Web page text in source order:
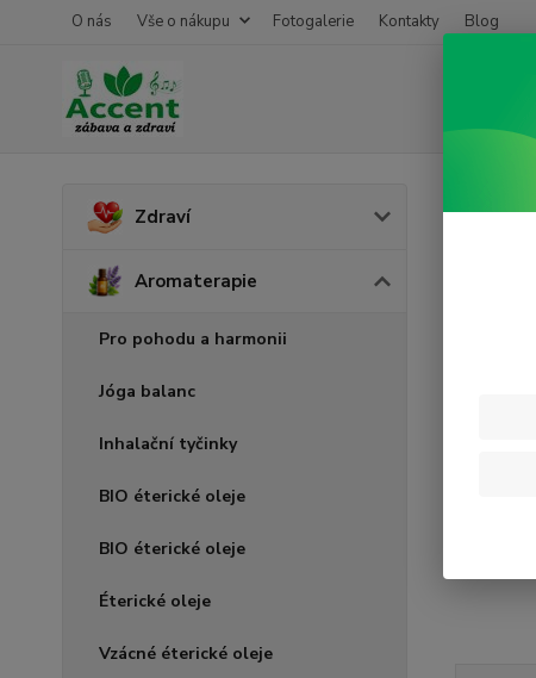
O nás Vše o nákupu Fotogalerie Kontakty Blog
Zdraví
Aromaterapie
Pro pohodu a harmonii
Jóga balanc
Inhalační tyčinky
BIO éterické oleje
BIO éterické oleje
Éterické oleje
Vzácné éterické oleje